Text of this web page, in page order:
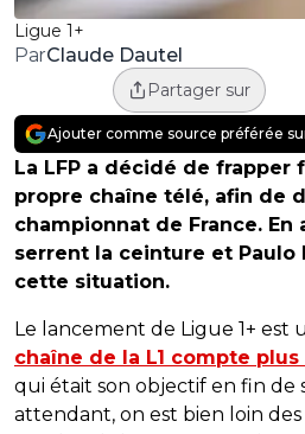
Ligue 1+
ParClaude Dautel
Partager sur
Ajouter comme source préférée
La LFP a décidé de frapper
propre chaîne télé, afin de
championnat de France.
serrent la ceinture et Paulo
cette situation.
Le lancement de Ligue 1+ est
chaîne de la L1 compte
qui était son objectif en fin de
attendant, on est bien loin